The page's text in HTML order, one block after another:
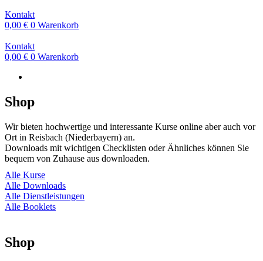
Kontakt
0,00 € 0 Warenkorb
Kontakt
0,00 € 0 Warenkorb
Shop
Wir bieten hochwertige und interessante Kurse online aber auch vor
Ort in Reisbach (Niederbayern) an.
Downloads mit wichtigen Checklisten oder Ähnliches können Sie
bequem von Zuhause aus downloaden.
Alle Kurse
Alle Downloads
Alle Dienstleistungen
Alle Booklets
Shop